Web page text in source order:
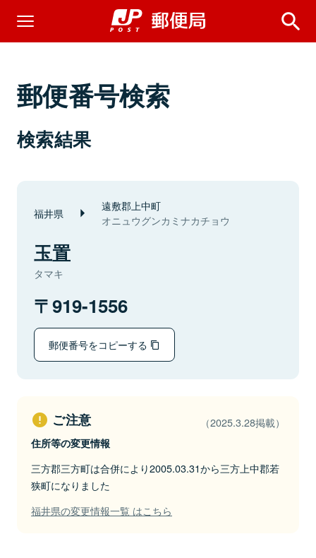
郵便番号検索
検索結果
福井県 遠敷郡上中町
オニュウグンカミナカチョウ
玉置
タマキ
919-1556
郵便番号をコピーする
ご注意 （2025.3.28掲載）
住所等の変更情報
三方郡三方町は合併により2005.03.31から三方上中郡若
狭町になりました
福井県の変更情報一覧 はこちら